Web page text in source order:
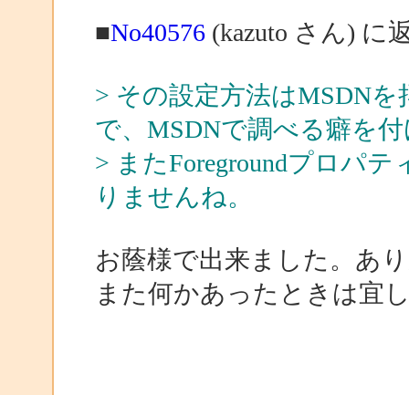
■No40576(kazuto さん) に
> その設定方法はMSDN
で、MSDNで調べる癖を
> またForegroundプロパ
りませんね。
お蔭様で出来ました。あ
また何かあったときは宜